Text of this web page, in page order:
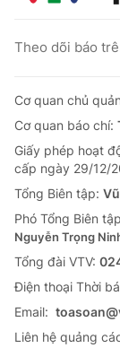
Theo dõi báo
Cơ quan chủ
Cơ quan báo chí:
Giấy phép hoạt
cấp ngày 29/12/
Tổng Biên tập:
Phó Tổng Biên
Nguyễn Trọng
Tổng đài VTV:
Ðiện thoại Thời
Email:
Liên hệ quảng